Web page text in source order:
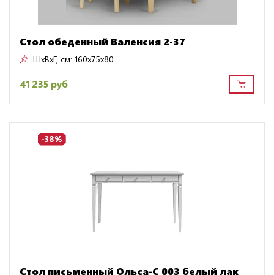
Стол обеденный Валенсия 2-37
ШxВxГ, см: 160x75x80
41 235 руб
-38%
Стол письменный Ольса-С 003 белый лак